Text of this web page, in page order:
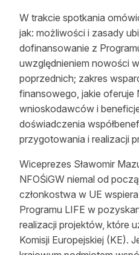
W trakcie spotkania
jak: możliwości i zasady
dofinansowanie z
uwzględnieniem nowości
poprzednich; zakres
finansowego, jakie oferuje
wnioskodawców i
doświadczenia
przygotowania i realizacji
Wiceprezes Sławomir
NFOŚiGW niemal od
członkostwa w UE
Programu LIFE w
realizacji projektów, które
Komisji Europejskiej (KE).